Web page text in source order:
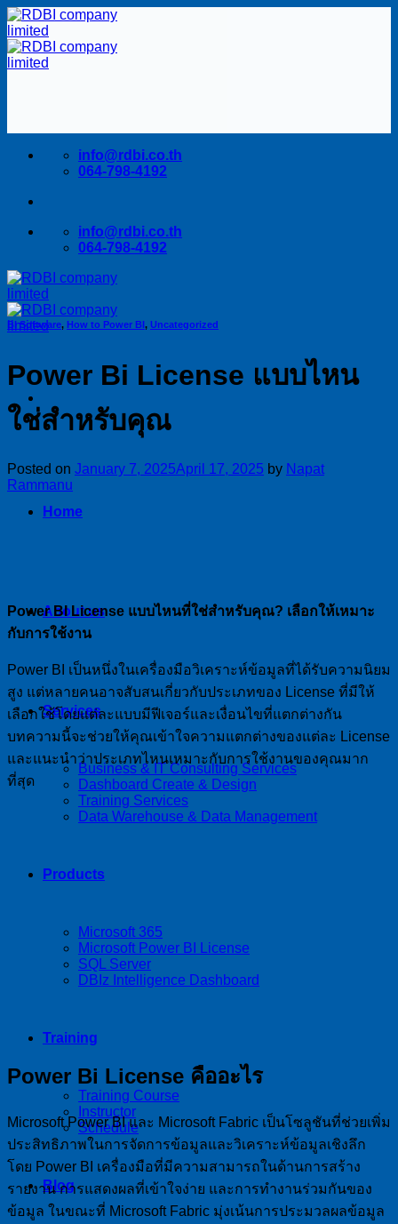
Skip
to
content
info@rdbi.co.th
064-798-4192
info@rdbi.co.th
064-798-4192
Home
About us
Services
Business & IT Consulting Services
Dashboard Create & Design
Training Services
Data Warehouse & Data Management
Products
Microsoft 365
Microsoft Power BI License
SQL Server
DBIz Intelligence Dashboard
Training
Training Course
Instructor
Schedule
Blog
BI Software, How to Power BI, Uncategorized
Power Bi License แบบไหน
ใช่สำหรับคุณ
Posted on January 7, 2025April 17, 2025 by Napat
Rammanu
Power BI License แบบไหนที่ใช่สำหรับคุณ? เลือกให้เหมาะ
กับการใช้งาน
Power BI เป็นหนึ่งในเครื่องมือวิเคราะห์ข้อมูลที่ได้รับความนิยม
สูง แต่หลายคนอาจสับสนเกี่ยวกับประเภทของ License ที่มีให้
เลือกใช้โดยแต่ละแบบมีฟีเจอร์และเงื่อนไขที่แตกต่างกัน
บทความนี้จะช่วยให้คุณเข้าใจความแตกต่างของแต่ละ License
และแนะนำว่าประเภทไหนเหมาะกับการใช้งานของคุณมาก
ที่สุด
Power Bi License คืออะไร
Microsoft Power BI และ Microsoft Fabric เป็นโซลูชันที่ช่วยเพิ่ม
ประสิทธิภาพในการจัดการข้อมูลและวิเคราะห์ข้อมูลเชิงลึก
โดย Power BI เครื่องมือที่มีความสามารถในด้านการสร้าง
รายงาน การแสดงผลที่เข้าใจง่าย และการทำงานร่วมกันของ
ข้อมูล ในขณะที่ Microsoft Fabric มุ่งเน้นการประมวลผลข้อมูล